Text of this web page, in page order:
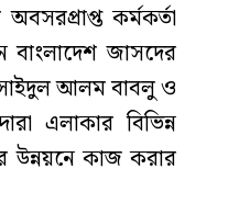
কর্মকর্তা
জাসদের
আলম বাবলু ও
এলাকার বিভিন্ন
উন্নয়নে কাজ করার